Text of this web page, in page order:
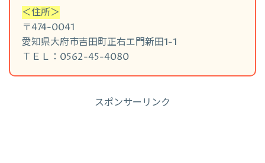
＜住所＞
〒474-0041
愛知県大府市吉田町正右エ門新田1-1
ＴＥＬ：0562-45-4080
スポンサーリンク